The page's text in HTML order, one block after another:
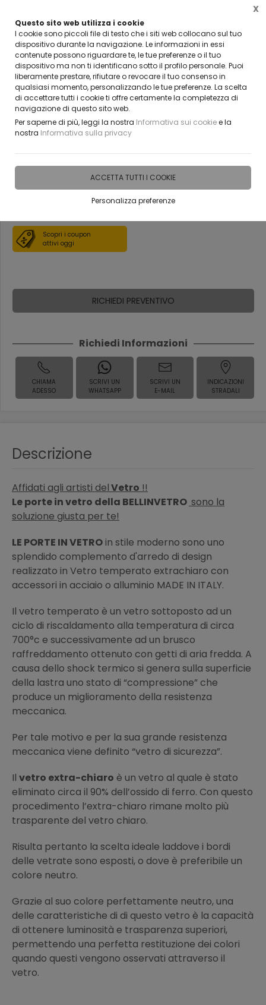
Questo sito web utilizza i cookie
I cookie sono piccoli file di testo che i siti web collocano sul tuo
dispositivo durante la navigazione. Le informazioni in essi
contenute possono riguardare te, le tue preferenze o il tuo
dispositivo ma non ti identificano sotto il profilo personale. Puoi
liberamente prestare, rifiutare o revocare il tuo consenso in
qualsiasi momento, personalizzando le tue preferenze. La scelta
di accettare tutti i cookie ti offre certamente la completezza di
navigazione di questo sito web.
Per saperne di più, leggi la nostra Informativa sui cookiee la
nostra Informativa sulla privacy
ACCETTA TUTTI I COOKIE
Personalizza preferenze
X
RIVENDITORE? CLICCA E
Home Vetreria Porte tuttovetro per interni
Porta in vetro temperato da 8
extrachiaro
DISPONIBILE IN 15 GIORNI
Scopri i coupon
attivi oggi
RICHIEDI PREVENTIVO
Richiedi Informazioni
CHIAMA
ADESSO
SCRIVI UN
WHATSAPP
SCRIVI UN
E-MAIL
INDICAZIONI
STRADALI
Descrizione
Affidati agli artisti delVetro !!
Le porte in vetro della BELLINVETRO sono la
soluzione giusta per te!
LE PORTE IN VETROin stile moderno sono uno
splendido complemento d'arredo di design
realizzato in Vetro temperato extrachiaro con
accessori in acciaio o alluminio MADE IN ITALY.
Il vetro temperato è un vetro sottoposto ad un
ciclo di riscaldamento alla temperatura di circa
700°c e successivamente ad un brusco
raffreddamento ottenuto con getti di aria fredda. A
causa dello shock termico si genera sulla superficie
della lastra uno stato di “compressione” che
produce un miglioramento della resistenza
meccanica.
Per tale motivo e per la sua grande resistenza
meccanica viene definito “vetro di sicurezza”.
Il vetro extra-chiaro è un vetro al quale è stato
eliminato circa il 90% dell’ossido di ferro. Con questo
procedimento l’extra-chiaro rimane molto più
trasparente del vetro chiaro.
Risulta pertanto la scelta ideale laddove i bordi
delle vetrate sono esposti, o dove è preferibile un
colore neutro.
Grazie al suo colore perfettamente neutro, una
delle caratteristiche di di questo vetro è la capacità
di ottenere luminosità e trasparenza superiori,
permettendo una perfetta restituzione dei colori
quando questi vengono osservati attraverso il
vetro.